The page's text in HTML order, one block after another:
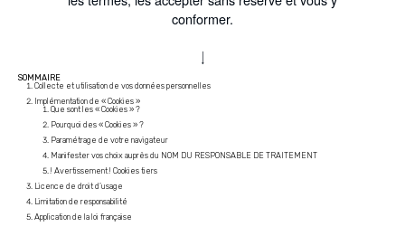
conformer.
SOMMAIRE
Collecte et utilisation de vos données personnelles
Implémentation de « Cookies »
Que sont les « Cookies » ?
Pourquoi des « Cookies » ?
Paramétrage de votre navigateur
Manifester vos choix auprès du NOM DU RESPONSABLE DE TRAITEMENT
! Avertissement ! Cookies tiers
Licence de droit d’usage
Limitation de responsabilité
Application de la loi française